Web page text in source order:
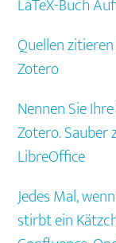
LaTeX-Buch
Quellen
Zotero
Nennen Sie
Zotero.
LibreOffice
Jedes Mal,
stirbt ein